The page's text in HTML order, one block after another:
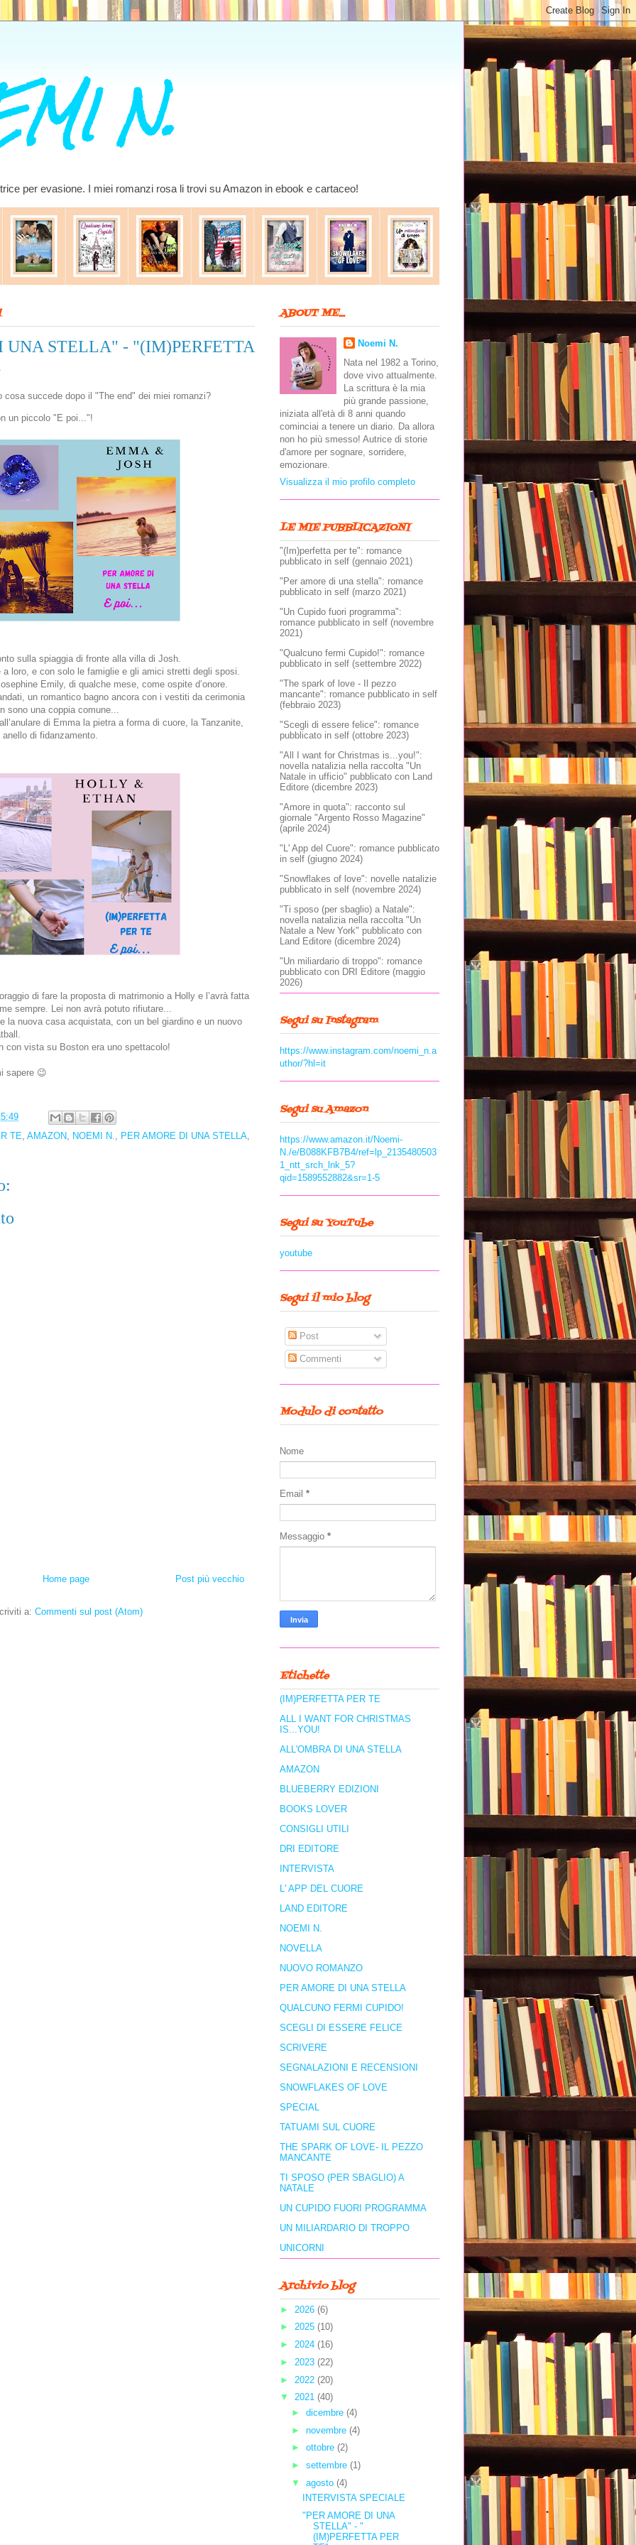
N.
per evasione. I miei romanzi rosa li trovi su Amazon in ebook e cartaceo!
UNA STELLA" - "(IM)PERFETTA
succede dopo il "The end" dei miei romanzi?
un piccolo "E poi..."!
sulla spiaggia di fronte alla villa di Josh.
loro, e con solo le famiglie e gli amici stretti degli sposi.
Emily, di qualche mese, come ospite d’onore.
un romantico bagno ancora con i vestiti da cerimonia
sono una coppia comune...
di Emma la pietra a forma di cuore, la Tanzanite,
di fidanzamento.
di fare la proposta di matrimonio a Holly e l’avrà fatta
sempre. Lei non avrà potuto rifiutare...
la nuova casa acquistata, con un bel giardino e un nuovo
con vista su Boston era uno spettacolo!
sapere 😉
TE AMAZON NOEMI N. PER AMORE DI UNA STELLA
Post più vecchio
Home page
a: Commenti sul post (Atom)
ABOUT ME...
Noemi N.
Nata nel 1982 a Torino,
dove vivo attualmente.
La scrittura è la mia
più grande passione,
iniziata all'età di 8 anni quando
cominciai a tenere un diario. Da allora
non ho più smesso! Autrice di storie
d'amore per sognare, sorridere,
emozionare.
Visualizza il mio profilo completo
LE MIE PUBBLICAZIONI
"(Im)perfetta per te": romance
pubblicato in self (gennaio 2021)
"Per amore di una stella": romance
pubblicato in self (marzo 2021)
"Un Cupido fuori programma":
romance pubblicato in self (novembre
2021)
"Qualcuno fermi Cupido!": romance
pubblicato in self (settembre 2022)
"The spark of love - Il pezzo
mancante": romance pubblicato in self
(febbraio 2023)
"Scegli di essere felice": romance
pubblicato in self (ottobre 2023)
"All I want for Christmas is...you!":
novella natalizia nella raccolta "Un
Natale in ufficio" pubblicato con Land
Editore (dicembre 2023)
"Amore in quota": racconto sul
giornale "Argento Rosso Magazine"
(aprile 2024)
"L' App del Cuore": romance pubblicato
in self (giugno 2024)
"Snowflakes of love": novelle natalizie
pubblicato in self (novembre 2024)
"Ti sposo (per sbaglio) a Natale":
novella natalizia nella raccolta "Un
Natale a New York" pubblicato con
Land Editore (dicembre 2024)
"Un miliardario di troppo": romance
pubblicato con DRI Editore (maggio
2026)
Segui su Instagram
https://www.instagram.com/noemi_n.a
uthor/?hl=it
Segui su Amazon
https://www.amazon.it/Noemi-
N./e/B088KFB7B4/ref=lp_2135480503
1_ntt_srch_lnk_5?
qid=1589552882&sr=1-5
Segui su YouTube
youtube
Segui il mio blog
Post
Commenti
Modulo di contatto
Nome
Email *
Messaggio *
Etichette
(IM)PERFETTA PER TE
ALL I WANT FOR CHRISTMAS
IS...YOU!
ALL'OMBRA DI UNA STELLA
AMAZON
BLUEBERRY EDIZIONI
BOOKS LOVER
CONSIGLI UTILI
DRI EDITORE
INTERVISTA
L' APP DEL CUORE
LAND EDITORE
NOEMI N.
NOVELLA
NUOVO ROMANZO
PER AMORE DI UNA STELLA
QUALCUNO FERMI CUPIDO!
SCEGLI DI ESSERE FELICE
SCRIVERE
SEGNALAZIONI E RECENSIONI
SNOWFLAKES OF LOVE
SPECIAL
TATUAMI SUL CUORE
THE SPARK OF LOVE- IL PEZZO
MANCANTE
TI SPOSO (PER SBAGLIO) A
NATALE
UN CUPIDO FUORI PROGRAMMA
UN MILIARDARIO DI TROPPO
UNICORNI
Archivio blog
► 2026 (6)
► 2025 (10)
► 2024 (16)
► 2023 (22)
► 2022 (20)
▼ 2021 (40)
► dicembre (4)
► novembre (4)
► ottobre (2)
► settembre (1)
▼ agosto (4)
INTERVISTA SPECIALE
"PER AMORE DI UNA
STELLA" - "
(IM)PERFETTA PER